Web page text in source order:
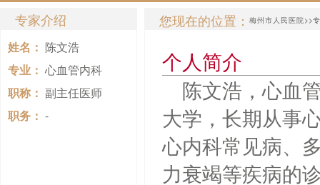
专家介绍
姓名： 陈文浩
专业： 心血管内科
职称： 副主任医师
职务： -
您现在的位置： 梅州市人民医院>>
个人简介
陈文浩，心血
大学，长期从事
心内科常见病、
力衰竭等疾病的